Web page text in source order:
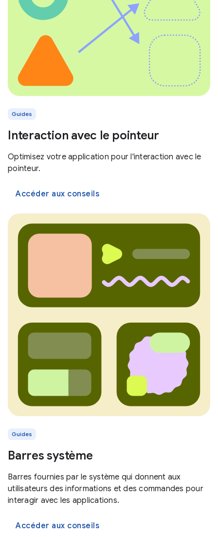
Guides
Interaction avec le pointeur
Optimisez votre application pour l'interaction avec le
pointeur.
Accéder aux conseils
Guides
Barres système
Barres fournies par le système qui donnent aux
utilisateurs des informations et des commandes pour
interagir avec les applications.
Accéder aux conseils